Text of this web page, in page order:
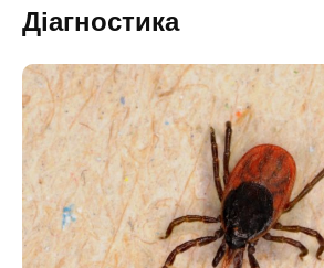
Діагностика